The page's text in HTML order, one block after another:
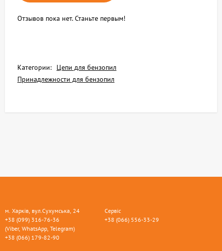
Отзывов пока нет. Станьте первым!
Категории:
Цепи для бензопил
Принадлежности для бензопил
м. Харків, вул.Сухумська, 24
+38 (099) 316-76-36
(Viber, WhatsApp, Telegram)
+38 (066) 179-82-90
Сервіс
+38 (066) 556-33-29